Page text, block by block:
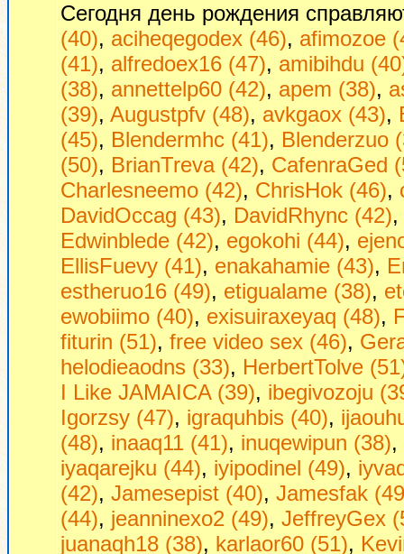
Сегодня день рождения
(40), aciheqegodex (46), afimozoe
(41), alfredoex16 (47), amibihdu
(38), annettelp60 (42), apem (38),
(39), Augustpfv (48), avkgaox (43),
(45), Blendermhc (41), Blenderzuo
(50), BrianTreva (42), CafenraGed
Charlesneemo (42), ChrisHok (46),
DavidOccag (43), DavidRhync (42),
Edwinblede (42), egokohi (44),
EllisFuevy (41), enakahamie (43),
estheruo16 (49), etigualame (38),
ewobiimo (40), exisuiraxeyaq (48),
fiturin (51), free video sex (46),
helodieaodns (33), HerbertTolve
I Like JAMAICA (39), ibegivozoju
Igorzsy (47), igraquhbis (40),
(48), inaaq11 (41), inuqewipun (38),
iyaqarejku (44), iyipodinel (49),
(42), Jamesepist (40), Jamesfak
(44), jeanninexo2 (49), JeffreyGex
juanaqh18 (38), karlaor60 (51),